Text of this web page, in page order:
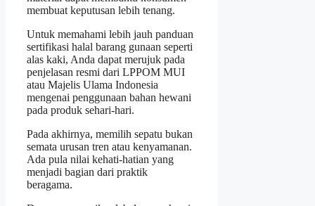
membuat keputusan lebih tenang.
Untuk memahami lebih jauh panduan
sertifikasi halal barang gunaan seperti
alas kaki, Anda dapat merujuk pada
penjelasan resmi dari LPPOM MUI
atau Majelis Ulama Indonesia
mengenai penggunaan bahan hewani
pada produk sehari-hari.
Pada akhirnya, memilih sepatu bukan
semata urusan tren atau kenyamanan.
Ada pula nilai kehati-hatian yang
menjadi bagian dari praktik
beragama.